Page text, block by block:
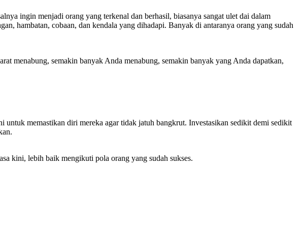
ingin menjadi orang yang terkenal dan berhasil, biasanya sangat ulet dai dalam
hambatan, cobaan, dan kendala yang dihadapi. Banyak di antaranya orang yang sudah
menabung, semakin banyak Anda menabung, semakin banyak yang Anda dapatkan,
memastikan diri mereka agar tidak jatuh bangkrut. Investasikan sedikit demi sedikit
kini, lebih baik mengikuti pola orang yang sudah sukses.